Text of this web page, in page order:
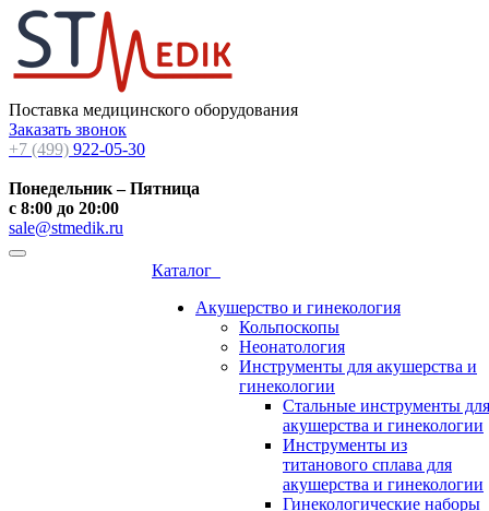
Поставка медицинского оборудования
Заказать звонок
+7 (499) 922-05-30
Понедельник – Пятница
с 8:00 до 20:00
sale@stmedik.ru
Каталог
Акушерство и гинекология
Кольпоскопы
Неонатология
Инструменты для акушерства и
гинекологии
Стальные инструменты для
акушерства и гинекологии
Инструменты из
титанового сплава для
акушерства и гинекологии
Гинекологические наборы